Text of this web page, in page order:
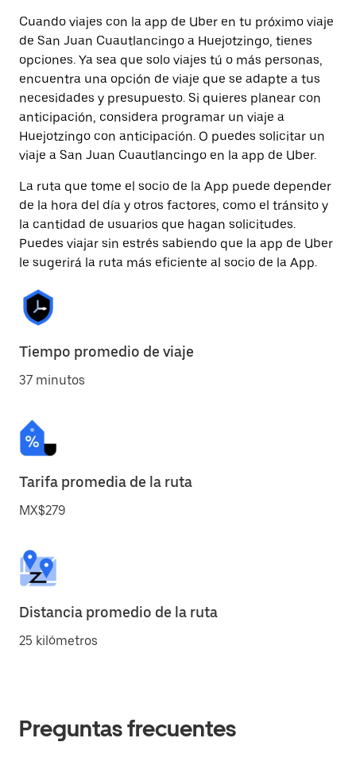
Cuando viajes con la app de Uber en tu próximo viaje
de San Juan Cuautlancingo a Huejotzingo, tienes
opciones. Ya sea que solo viajes tú o más personas,
encuentra una opción de viaje que se adapte a tus
necesidades y presupuesto. Si quieres planear con
anticipación, considera programar un viaje a
Huejotzingo con anticipación. O puedes solicitar un
viaje a San Juan Cuautlancingo en la app de Uber.
La ruta que tome el socio de la App puede depender
de la hora del día y otros factores, como el tránsito y
la cantidad de usuarios que hagan solicitudes.
Puedes viajar sin estrés sabiendo que la app de Uber
le sugerirá la ruta más eficiente al socio de la App.
Tiempo promedio de viaje
37 minutos
Tarifa promedia de la ruta
MX$279
Distancia promedio de la ruta
25 kilómetros
Preguntas frecuentes